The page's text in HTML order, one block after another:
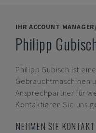
IHR ACCOUNT
Philipp
Philipp Gubisch ist
Gebrauchtmaschinen
Ansprechpartner für
Kontaktieren Sie uns
NEHMEN SIE